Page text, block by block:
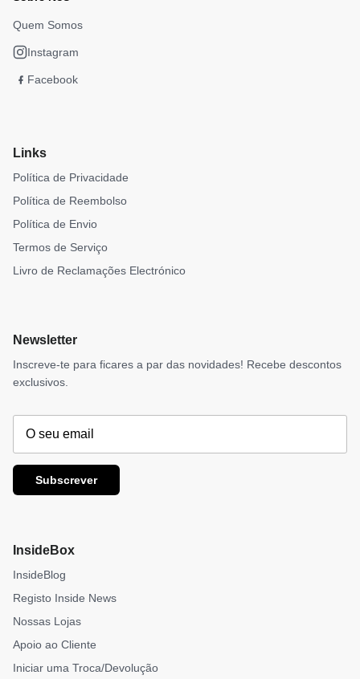
Quem Somos
Instagram
Facebook
Links
Política de Privacidade
Política de Reembolso
Política de Envio
Termos de Serviço
Livro de Reclamações Electrónico
Newsletter
Inscreve-te para ficares a par das novidades! Recebe descontos
exclusivos.
Subscrever
InsideBox
InsideBlog
Registo Inside News
Nossas Lojas
Apoio ao Cliente
Iniciar uma Troca/Devolução